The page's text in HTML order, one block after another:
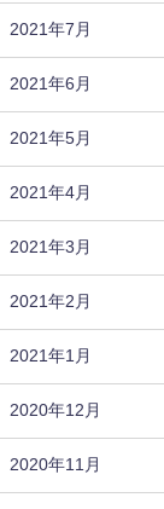
2021年7月
2021年6月
2021年5月
2021年4月
2021年3月
2021年2月
2021年1月
2020年12月
2020年11月